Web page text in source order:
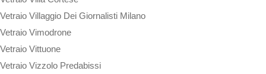
Vetraio Villaggio Dei Giornalisti Milano
Vetraio Vimodrone
Vetraio Vittuone
Vetraio Vizzolo Predabissi